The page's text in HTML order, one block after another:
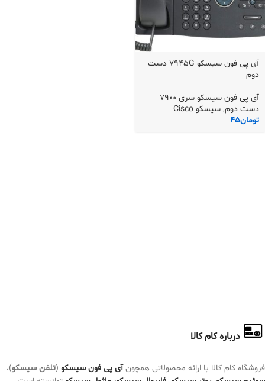
آی پی فون سیسکو 7945G دست
دوم
آی پی فون سیسکو سری 7900
دست دوم, سیسکو Cisco
تومان45
درباره کام کالا
فروشگاه کام کالا با ارائه محصولاتی همچونآی پی فون سیسکو (تلفن سیسکو)،